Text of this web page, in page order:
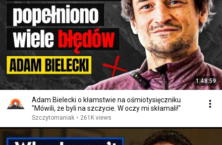
1:48:59
Adam Bielecki o kłamstwie na ośmiotysięczniku
"Mówili, że byli na szczycie. W oczy mi skłamali!"
Szczytomaniak • 261K views